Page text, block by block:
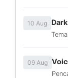
10 Aug
09 Aug